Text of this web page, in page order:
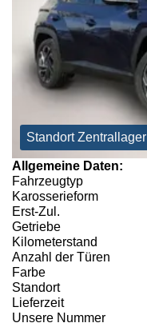
Standort Zentrallager
Allgemeine Daten:
Fahrzeugtyp
Karosserieform
Erst-Zul.
Getriebe
Kilometerstand
Anzahl der Türen
Farbe
Standort
Lieferzeit
Unsere Nummer